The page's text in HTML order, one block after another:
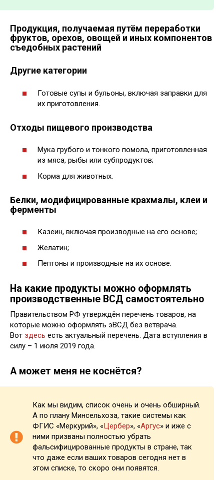
Продукция, получаемая путём переработки
фруктов, орехов, овощей и иных компонентов
съедобных растений
Другие категории
Готовые супы и бульоны, включая заправки для
их приготовления.
Отходы пищевого производства
Мука грубого и тонкого помола, приготовленная
из мяса, рыбы или субпродуктов;
Корма для животных.
Белки, модифицированные крахмалы, клеи и
ферменты
Казеин, включая производные на его основе;
Желатин;
Пептоны и производные на их основе.
На какие продукты можно оформлять
производственные ВСД самостоятельно
Правительством РФ утверждён перечень товаров, на
которые можно оформлять эВСД без ветврача.
Вот здесь есть актуальный перечень. Дата вступления в
силу – 1 июля 2019 года.
А может меня не коснётся?
Как мы видим, список очень и очень обширный.
А по плану Минсельхоза, такие системы как
ФГИС «Меркурий», «Цербер», «Аргус» и иже с
ними призваны полностью убрать
фальсифицированные продукты в стране, так
что даже если ваших товаров сегодня нет в
этом списке, то скоро они появятся.